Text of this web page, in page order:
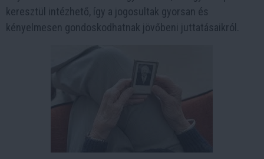
keresztül intézhető, így a jogosultak gyorsan és
kényelmesen gondoskodhatnak jövőbeni juttatásaikról.